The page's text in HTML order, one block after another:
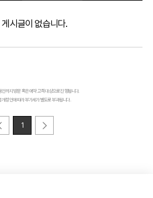
시글이 없습니다.
안까지 방문 혹은 예약 고객 대상으로 진행됩니다.
개정안에 따라 부가세가 별도로 부과됩니다.
1